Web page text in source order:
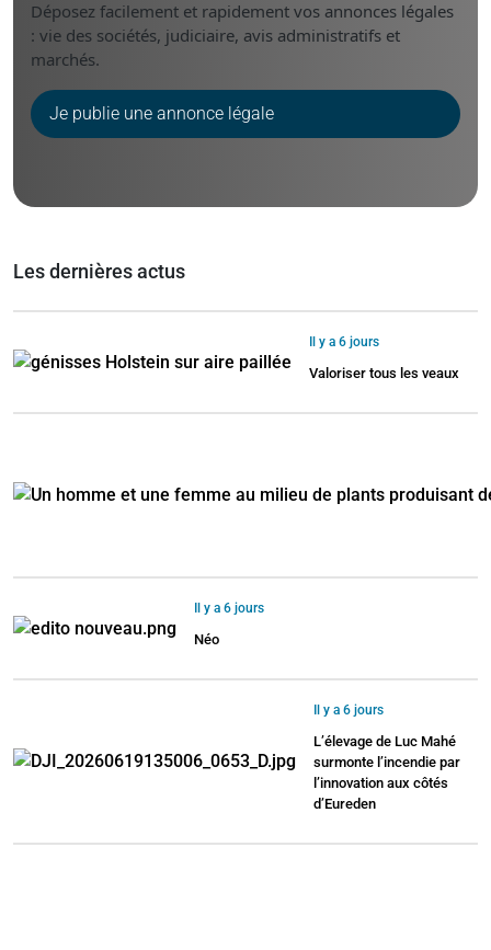
Déposez facilement et rapidement vos annonces légales
: vie des sociétés, judiciaire, avis administratifs et
marchés.
Je publie une annonce légale
Les dernières actus
Il y a 6 jours
Valoriser tous les veaux
Il y a 6 jours
Néo
Il y a 6 jours
L’élevage de Luc Mahé
surmonte l’incendie par
l’innovation aux côtés
d’Eureden